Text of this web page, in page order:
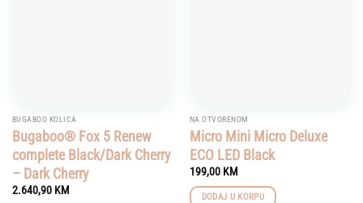
BUGABOO KOLICA
Bugaboo® Fox 5 Renew
complete Black/Dark Cherry
– Dark Cherry
2.640,90 KM
NA OTVORENOM
Micro Mini Micro Deluxe
ECO LED Black
199,00 KM
DODAJ U KORPU